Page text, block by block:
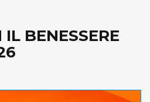
BENESSERE